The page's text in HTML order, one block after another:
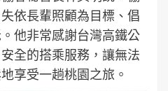
依長輩照顧為目標、倡
他非常感謝台灣高鐵公
全的搭乘服務，讓無法
享受一趟桃園之旅。